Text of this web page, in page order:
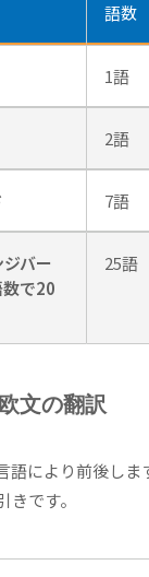
語数
1語
2語
7語
バー
数で20
25語
文の翻訳
語により前後しま
きです。